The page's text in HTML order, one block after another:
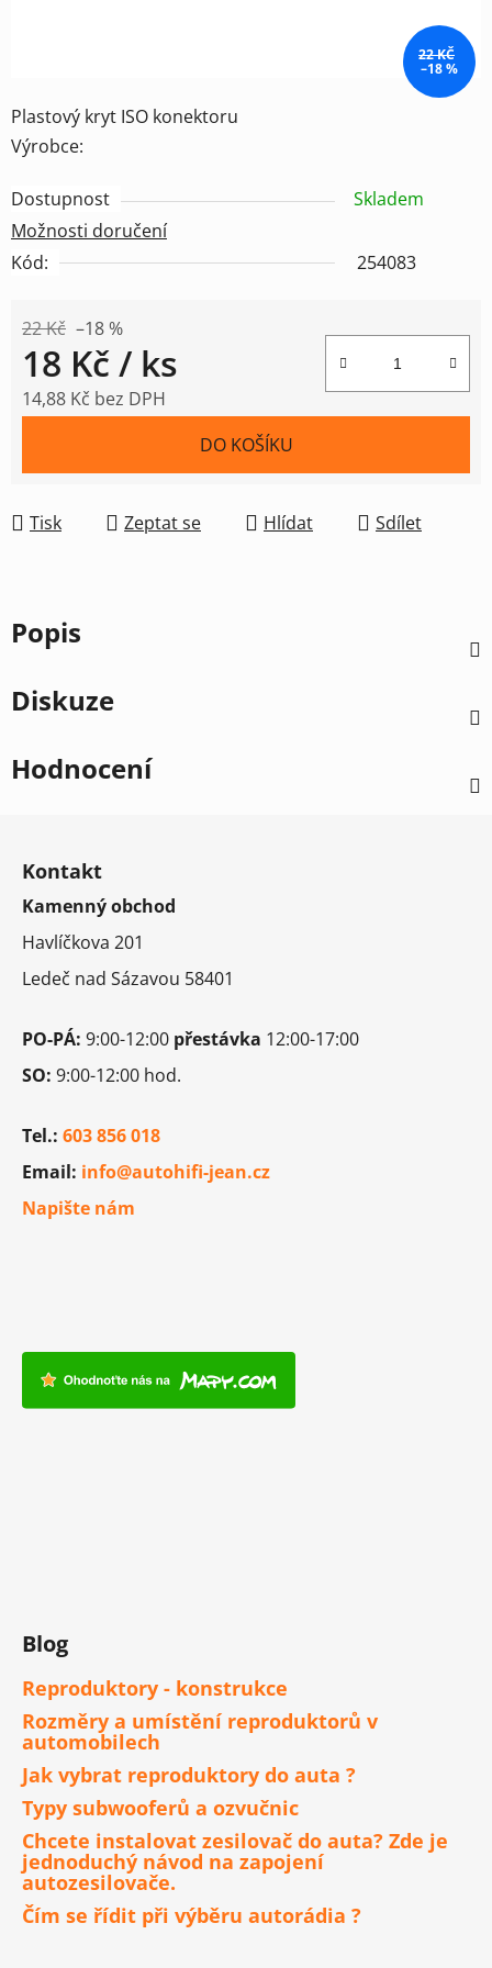
Plastový kryt ISO konektoru
Výrobce:
Dostupnost
Skladem
Možnosti doručení
Kód:
254083
22 Kč –18 %
18 Kč / ks
14,88 Kč bez DPH
DO KOŠÍKU
Tisk Zeptat se Hlídat Sdílet
22 KČ
–18 %
Popis
Diskuze
Hodnocení
Kontakt
Kamenný obchod
Havlíčkova 201
Ledeč nad Sázavou 58401
PO-PÁ: 9:00-12:00 přestávka 12:00-17:00
SO: 9:00-12:00 hod.
Tel.: 603 856 018
Email: info@autohifi-jean.cz
Napište nám
Blog
Reproduktory - konstrukce
Rozměry a umístění reproduktorů v
automobilech
Jak vybrat reproduktory do auta ?
Typy subwooferů a ozvučnic
Chcete instalovat zesilovač do auta? Zde je
jednoduchý návod na zapojení
autozesilovače.
Čím se řídit při výběru autorádia ?